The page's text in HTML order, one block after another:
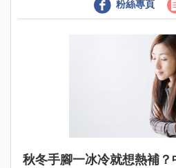
粉絲專頁
秋冬手腳一冰冷就想熱補？